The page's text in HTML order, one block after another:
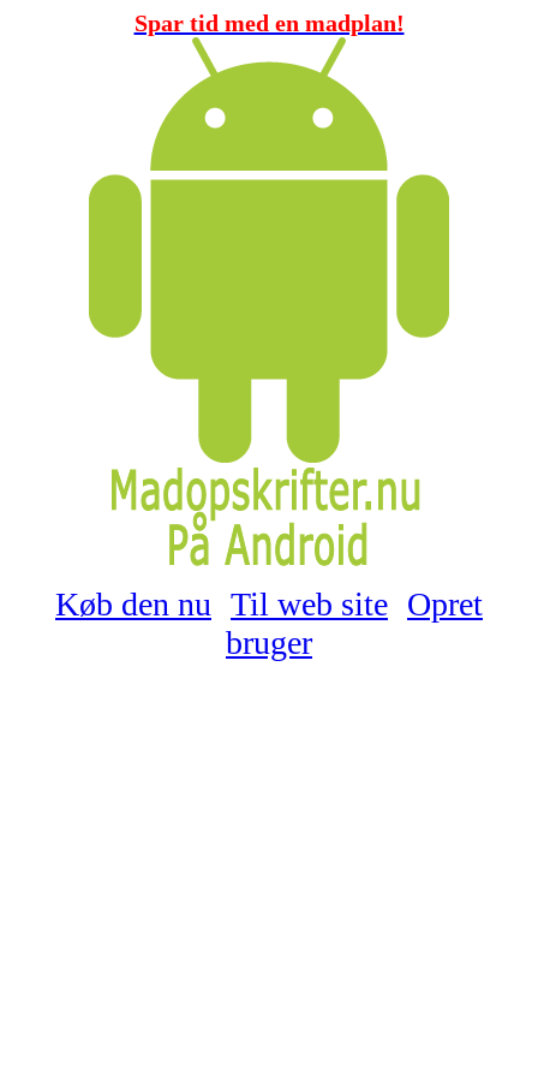
Spar tid med en madplan!
Køb den nu Til web site Opret
bruger